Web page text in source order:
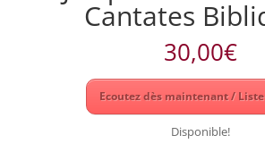
Cantates
30,00€
Ecoutez dès maintenant /
Disponible!